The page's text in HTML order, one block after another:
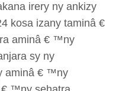
irery ny ankizy
kosa izany taminâ €
aminâ € ™ny
sy ny
aminâ € ™ny